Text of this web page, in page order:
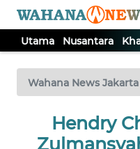
Utama Nusantara
Wahana News Jakarta
Hendry
TV
Tutup
UTAMA